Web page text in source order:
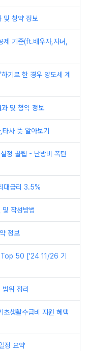
및 청약 정보
기준(ft.배우자,자녀,
기로 한 경우 양도세 계
및 청약 정보
사 뜻 알아보기
정 꿀팁 - 난방비 폭탄
대금리 3.5%
작성방법
정보
Top 50 ['24 11/26 기
위 정리
생활수급비 지원 혜택
정 요약